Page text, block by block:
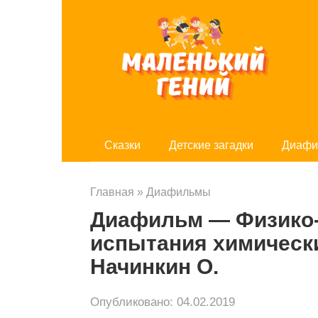
Cказки Детские загадки
Главная » Диафильмы
Диафильм —
испытания
Начинкин О.
Опубликовано: 04.02.2019